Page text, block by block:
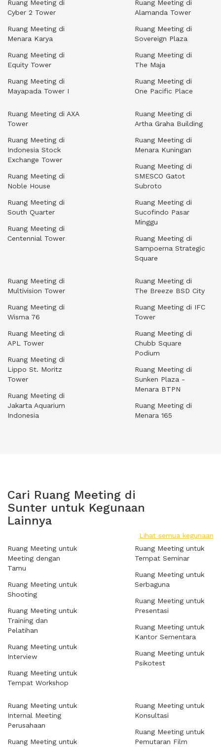
Ruang Meeting di
Cyber 2 Tower
Ruang Meeting di
Menara Karya
Ruang Meeting di
Equity Tower
Ruang Meeting di
Mayapada Tower I
Ruang Meeting di
Alamanda Tower
Ruang Meeting di
Sovereign Plaza
Ruang Meeting di
The Maja
Ruang Meeting di
One Pacific Place
Ruang Meeting di AXA
Tower
Ruang Meeting di
Indonesia Stock
Exchange Tower
Ruang Meeting di
Noble House
Ruang Meeting di
South Quarter
Ruang Meeting di
Centennial Tower
Ruang Meeting di
Artha Graha Building
Ruang Meeting di
Menara Kuningan
Ruang Meeting di
SMESCO Gatot
Subroto
Ruang Meeting di
Sucofindo Pasar
Minggu
Ruang Meeting di
Sampoerna Strategic
Square
Ruang Meeting di
Multivision Tower
Ruang Meeting di
Wisma 76
Ruang Meeting di
APL Tower
Ruang Meeting di
Lippo St. Moritz
Tower
Ruang Meeting di
Jakarta Aquarium
Indonesia
Ruang Meeting di
The Breeze BSD City
Ruang Meeting di IFC
Tower
Ruang Meeting di
Chubb Square
Podium
Ruang Meeting di
Sunken Plaza -
Menara BTPN
Ruang Meeting di
Menara 165
Cari Ruang Meeting di
Sunter untuk Kegunaan
Lainnya
Lihat semua kegunaan
Ruang Meeting untuk
Meeting dengan
Tamu
Ruang Meeting untuk
Shooting
Ruang Meeting untuk
Training dan
Pelatihan
Ruang Meeting untuk
Interview
Ruang Meeting untuk
Tempat Workshop
Ruang Meeting untuk
Tempat Seminar
Ruang Meeting untuk
Serbaguna
Ruang Meeting untuk
Presentasi
Ruang Meeting untuk
Kantor Sementara
Ruang Meeting untuk
Psikotest
Ruang Meeting untuk
Internal Meeting
Perusahaan
Ruang Meeting untuk
Ruang Meeting untuk
Konsultasi
Ruang Meeting untuk
Pemutaran Film